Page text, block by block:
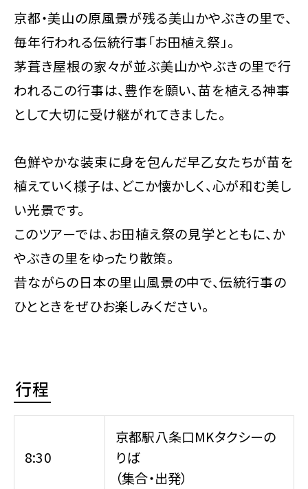
京都・美山の原風景が残る美山かやぶきの里で、
毎年行われる伝統行事「お田植え祭」。
茅葺き屋根の家々が並ぶ美山かやぶきの里で行
われるこの行事は、豊作を願い、苗を植える神事
として大切に受け継がれてきました。
色鮮やかな装束に身を包んだ早乙女たちが苗を
植えていく様子は、どこか懐かしく、心が和む美し
い光景です。
このツアーでは、お田植え祭の見学とともに、か
やぶきの里をゆったり散策。
昔ながらの日本の里山風景の中で、伝統行事の
ひとときをぜひお楽しみください。
行程
8:30
京都駅八条口MKタクシーの
りば
（集合・出発）